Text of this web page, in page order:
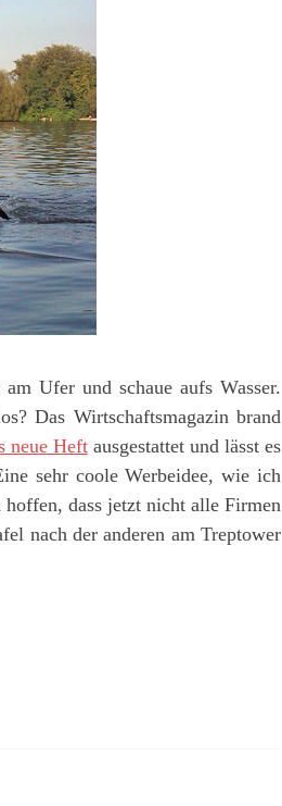
Ufer und schaue aufs Wasser.
Das Wirtschaftsmagazin brand
neue Heftausgestattet und lässt es
sehr coole Werbeidee, wie ich
dass jetzt nicht alle Firmen
nach der anderen am Treptower